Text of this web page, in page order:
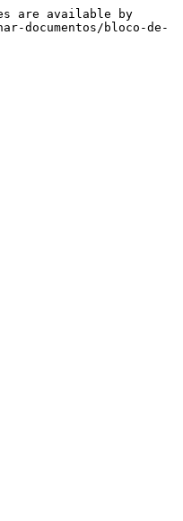
are available by
documentos/bloco-de-